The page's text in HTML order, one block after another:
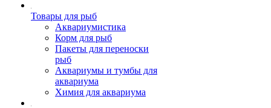
Товары для рыб
Аквариумистика
Корм для рыб
Пакеты для переноски
рыб
Аквариумы и тумбы для
аквариума
Химия для аквариума